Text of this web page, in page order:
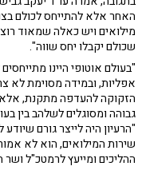
האחר אלא להתייחס לכולם
מילואים ויש כאלה שמאוד
שכולם יקבלו יחס שווה".
"בעולם אוטופי היינו
אפליות, ובמידה מסוימת לא
הזקוקה להעדפה מתקנת,
גבוהה ומסוגלים לשלהב בין
"הרעיון היה לייצר גורם
שירות המילואים, הוא לא
ההליכים ומייעץ לרמטכ"ל ושר